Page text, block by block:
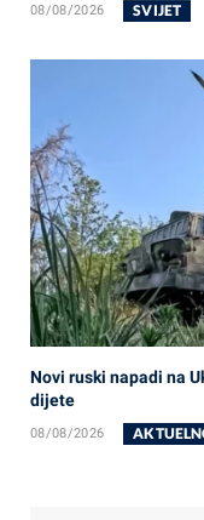
08/08/2026 SVIJET
Novi ruski napadi na
dijete
08/08/2026